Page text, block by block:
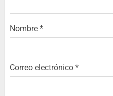
Nombre *
Correo electrónico *